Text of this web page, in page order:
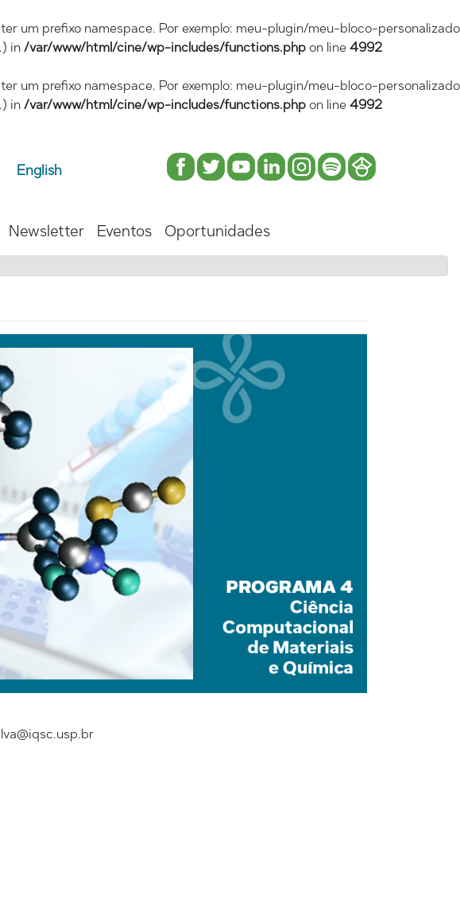
um prefixo namespace. Por exemplo: meu-plugin/meu-bloco-personalizado
in /var/www/html/cine/wp-includes/functions.php on line 4992
um prefixo namespace. Por exemplo: meu-plugin/meu-bloco-personalizado
in /var/www/html/cine/wp-includes/functions.php on line 4992
English
Newsletter Eventos Oportunidades